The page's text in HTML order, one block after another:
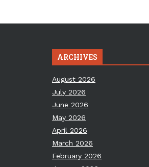
ARCHIVES
August 2026
July 2026
June 2026
May 2026
April 2026
March 2026
February 2026